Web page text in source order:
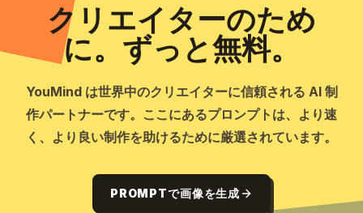
クリエイターのため
に。ずっと無料。
YouMind は世界中のクリエイターに信頼される AI 制
作パートナーです。ここにあるプロンプトは、より速
く、より良い制作を助けるために厳選されています。
PROMPTで画像を生成